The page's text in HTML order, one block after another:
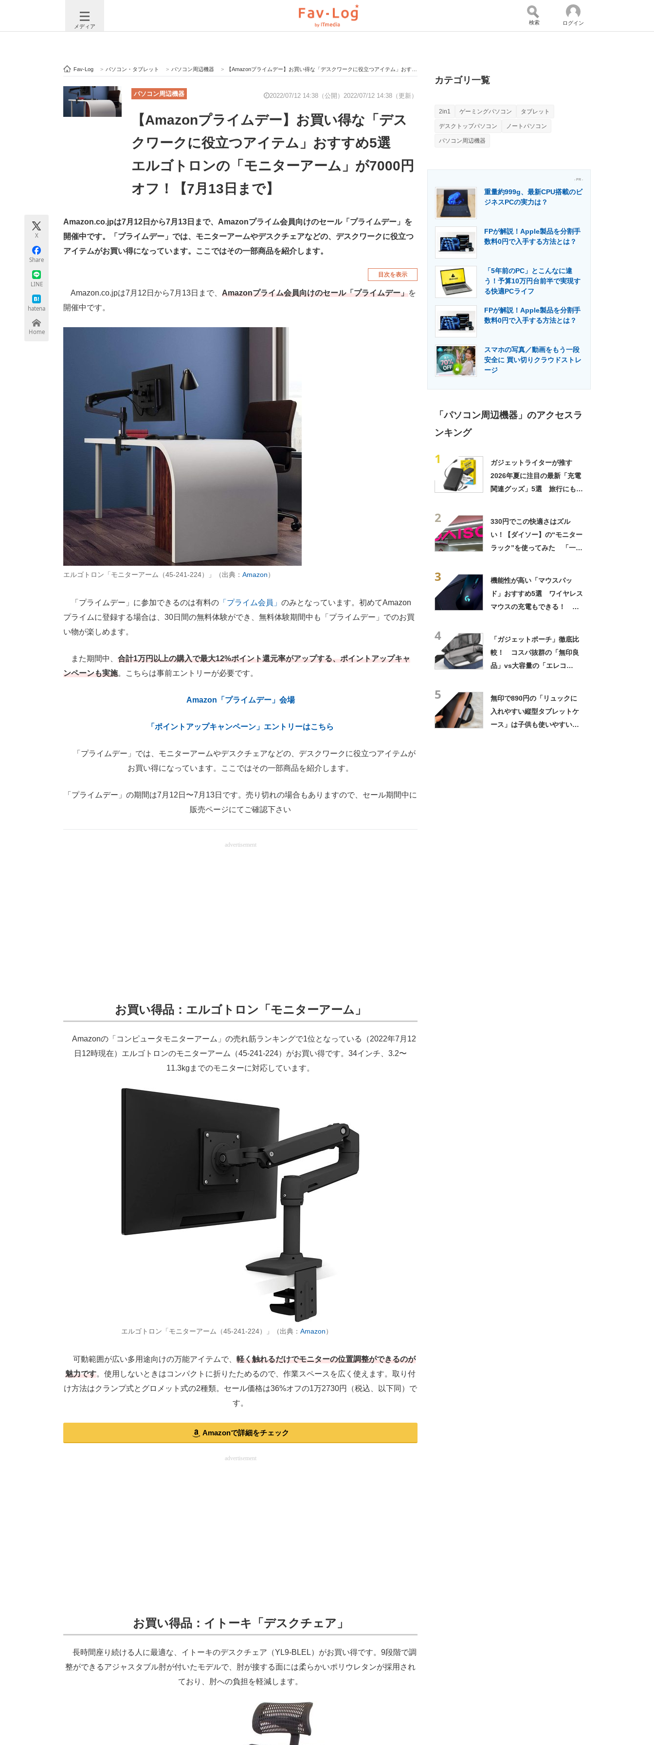
メディア
注目記事を集めた総合ページ ITの今と未来を見通す スマホと通信の最新トレンド 進化するPCとデバイスの未来
ビジネスと働き方のヒント AI活用のいまが分かる 企業ITのトレンドを詳説 経営リーダーのコミュニティ
ITエンジニア向け専門サイト 企業向けIT製品の総合サイト IT製品の技術・比較・事例 製造業のIT導入・活用を支援
エネルギーの専門メディア
ちょっと気になるネットの話題
検索 ログイン
Fav-Log > パソコン・タブレット > パソコン周辺機器 > 【Amazonプライムデー】お買い得な「デスクワークに役立つアイテム」おすすめ5選 エルゴトロンの「モニターアーム」が7000円オフ！【7月13日まで】
パソコン周辺機器 2022/07/12 14:38（公開） 2022/07/12 14:38（更新）
【Amazonプライムデー】お買い得な「デス
クワークに役立つアイテム」おすすめ5選
エルゴトロンの「モニターアーム」が7000円
オフ！【7月13日まで】
X
Share
LINE
hatena
Home
Amazon.co.jpは7月12日から7月13日まで、Amazonプライム会員向けのセール「プライムデー」を
開催中です。「プライムデー」では、モニターアームやデスクチェアなどの、デスクワークに役立つ
アイテムがお買い得になっています。ここではその一部商品を紹介します。
目次を表示
Amazon.co.jpは7月12日から7月13日まで、 Amazonプライム会員向けのセール「プライムデー」を
開催中です。
エルゴトロン「モニターアーム（45-241-224）」（出典： Amazon）
「プライムデー」に参加できるのは有料の 「プライム会員」 のみとなっています。初めてAmazon
プライムに登録する場合は、30日間の無料体験ができ、無料体験期間中も「プライムデー」でのお買
い物が楽しめます。
また期間中、 合計1万円以上の購入で最大12%ポイント還元率がアップする、ポイントアップキャ
ンペーンも実施。こちらは事前エントリーが必要です。
Amazon「プライムデー」会場
「ポイントアップキャンペーン」エントリーはこちら
「プライムデー」では、モニターアームやデスクチェアなどの、デスクワークに役立つアイテムが
お買い得になっています。ここではその一部商品を紹介します。
「プライムデー」の期間は7月12日〜7月13日です。売り切れの場合もありますので、セール期間中に
販売ページにてご確認下さい
advertisement
お買い得品：エルゴトロン「モニターアーム」
Amazonの「コンピュータモニターアーム」の売れ筋ランキングで1位となっている（2022年7月12
日12時現在）エルゴトロンのモニターアーム（45-241-224）がお買い得です。34インチ、3.2〜
11.3kgまでのモニターに対応しています。
エルゴトロン「モニターアーム（45-241-224）」（出典： Amazon）
可動範囲が広い多用途向けの万能アイテムで、 軽く触れるだけでモニターの位置調整ができるのが
魅力です。使用しないときはコンパクトに折りたためるので、作業スペースを広く使えます。取り付
け方法はクランプ式とグロメット式の2種類。セール価格は36%オフの1万2730円（税込、以下同）で
す。
Amazonで詳細をチェック
advertisement
お買い得品：イトーキ「デスクチェア」
長時間座り続ける人に最適な、イトーキのデスクチェア（YL9-BLEL）がお買い得です。9段階で調
整ができるアジャスタブル肘が付いたモデルで、肘が接する面には柔らかいポリウレタンが採用され
ており、肘への負担を軽減します。
カテゴリ一覧
2in1 ゲーミングパソコン タブレット
デスクトップパソコン ノートパソコン
パソコン周辺機器
- PR -
重量約999g、最新CPU搭載のビ
ジネスPCの実力は？
FPが解説！Apple製品を分割手
数料0円で入手する方法とは？
「5年前のPC」とこんなに違
う！予算10万円台前半で実現す
る快適PCライフ
FPが解説！Apple製品を分割手
数料0円で入手する方法とは？
スマホの写真／動画をもう一段
安全に 買い切りクラウドストレ
ージ
「パソコン周辺機器」のアクセスラ
ンキング
1
ガジェットライターが推す
2026年夏に注目の最新「充電
関連グッズ」5選 旅行にも！
2
330円でこの快適さはズル
い！【ダイソー】の“モニター
ラック”を使ってみた 「一瞬
3
機能性が高い「マウスパッ
ド」おすすめ5選 ワイヤレス
マウスの充電もできる！ ゲ
4
「ガジェットポーチ」徹底比
較！ コスパ抜群の「無印良
品」vs大容量の「エレコ
5
無印で890円の「リュックに
入れやすい縦型タブレットケ
ース」は子供も使いやすい